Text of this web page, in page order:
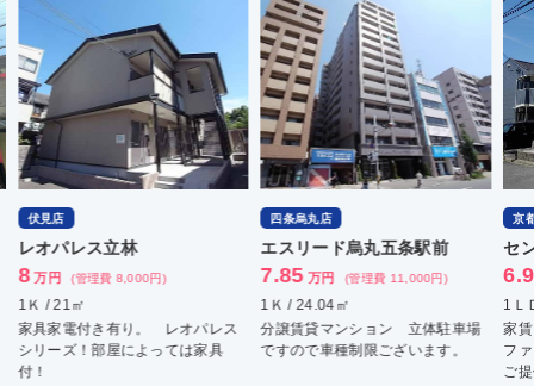
伏見店
レオパレス立林
8 万円 (管理費 8,000円)
1Ｋ / 21㎡
家具家電付き有り。 レオパレス
シリーズ！部屋によっては家具
付！
四条烏丸店
エスリード烏丸五条駅前
7.85 万円 (管理費 11,000円)
1Ｋ / 24.04㎡
分譲賃貸マンション 立体駐車場
ですので車種制限ございます。
京
セ
6.9
1Ｌ
家
フ
ご